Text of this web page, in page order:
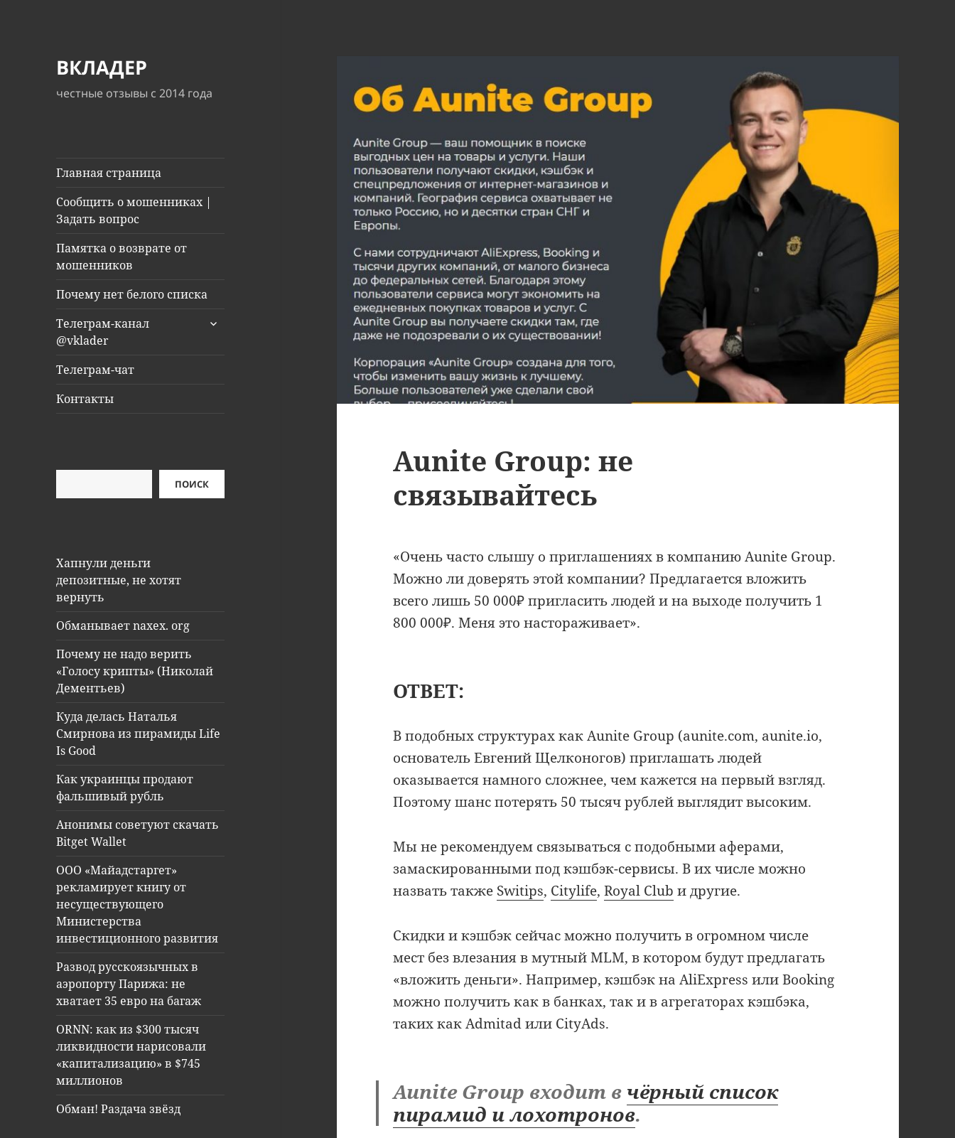
ВКЛАДЕР
честные отзывы с 2014 года
Главная страница
Сообщить о мошенниках |
Задать вопрос
Памятка о возврате от
мошенников
Почему нет белого списка
Телеграм-канал
@vklader
раскрыть
Телеграм-чат
Контакты
ПОИСК
Хапнули деньги
депозитные, не хотят
вернуть
Обманывает naxex. org
Почему не надо верить
«Голосу крипты» (Николай
Дементьев)
Куда делась Наталья
Смирнова из пирамиды Life
Is Good
Как украинцы продают
фальшивый рубль
Анонимы советуют скачать
Bitget Wallet
ООО «Майадстаргет»
рекламирует книгу от
несуществующего
Министерства
инвестиционного развития
Развод русскоязычных в
аэропорту Парижа: не
хватает 35 евро на багаж
ORNN: как из $300 тысяч
ликвидности нарисовали
«капитализацию» в $745
миллионов
Обман! Раздача звёзд
Aunite Group: не
связывайтесь
«Очень часто слышу о приглашениях в компанию Aunite Group.
Можно ли доверять этой компании? Предлагается вложить
всего лишь 50 000₽ пригласить людей и на выходе получить 1
800 000₽. Меня это настораживает».
ОТВЕТ:
В подобных структурах как Aunite Group (aunite.com, aunite.io,
основатель Евгений Щелконогов) приглашать людей
оказывается намного сложнее, чем кажется на первый взгляд.
Поэтому шанс потерять 50 тысяч рублей выглядит высоким.
Мы не рекомендуем связываться с подобными аферами,
замаскированными под кэшбэк-сервисы. В их числе можно
назвать также Switips, Citylife,Royal Club и другие.
Скидки и кэшбэк сейчас можно получить в огромном числе
мест без влезания в мутный MLM, в котором будут предлагать
«вложить деньги». Например, кэшбэк на AliExpress или Booking
можно получить как в банках, так и в агрегаторах кэшбэка,
таких как Admitad или CityAds.
Aunite Group входит в чёрный список
пирамид и лохотронов.